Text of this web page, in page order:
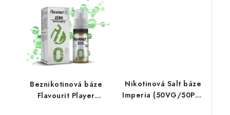
Beznikotinová báze
Flavourit Player
Nikotinová Salt báze
Imperia (50VG/50PG)